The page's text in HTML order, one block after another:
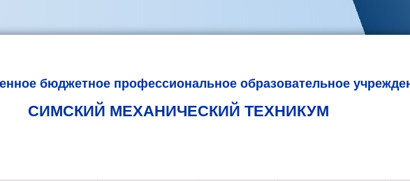
бюджетное профессиональное образовательное
СИМСКИЙ МЕХАНИЧЕСКИЙ ТЕХНИКУМ